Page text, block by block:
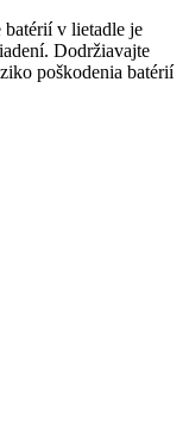
batérií v lietadle je
Dodržiavajte
poškodenia batérií